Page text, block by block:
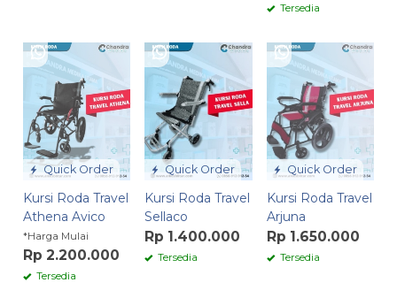
Tersedia
Quick Order
Kursi Roda Travel
Athena Avico
*Harga Mulai
Rp 2.200.000
Tersedia
Quick Order
Kursi Roda Travel
Sellaco
Rp 1.400.000
Tersedia
Quick Order
Kursi Roda Travel
Arjuna
Rp 1.650.000
Tersedia